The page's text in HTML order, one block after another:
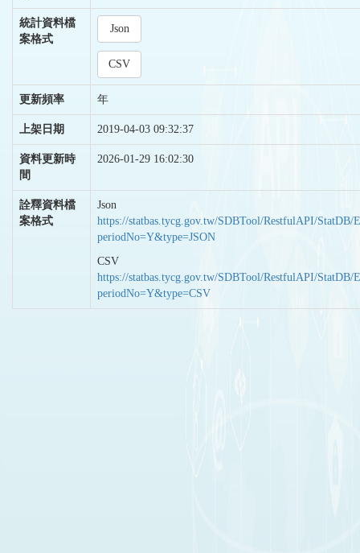
統計資料檔
案格式
Json
CSV
更新頻率 年
上架日期 2019-04-03 09:32:37
資料更新時
間
2026-01-29 16:02:30
詮釋資料檔
案格式
Json
https://statbas.tycg.gov.tw/SDBTool/RestfulAPI/StatDB/
periodNo=Y&type=JSON
CSV
https://statbas.tycg.gov.tw/SDBTool/RestfulAPI/StatDB/
periodNo=Y&type=CSV